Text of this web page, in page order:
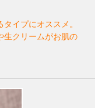
イプにオススメ。
生クリームがお肌の